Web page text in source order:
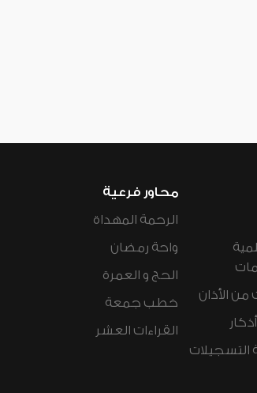
من الأذان
التسجيلات
محاور فرعية
الرحمة المهداة
واحة رمضان
الحج و العمرة
خطب جمعة
القراءات العشر